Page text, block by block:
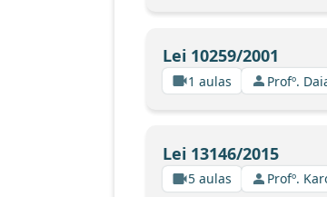
Lei 10259/2001
1 aulas Profº.
Lei 13146/2015
5 aulas Profº.